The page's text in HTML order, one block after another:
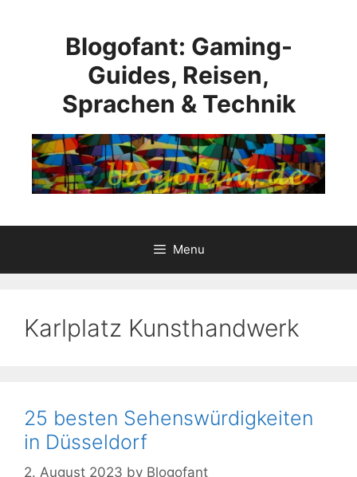
Blogofant: Gaming-
Guides, Reisen,
Sprachen & Technik
Menu
Karlplatz Kunsthandwerk
25 besten Sehenswürdigkeiten
in Düsseldorf
2. August 2023 by Blogofant